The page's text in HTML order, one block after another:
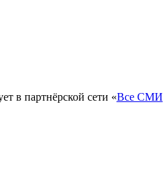
в партнёрской сети «Все СМИ